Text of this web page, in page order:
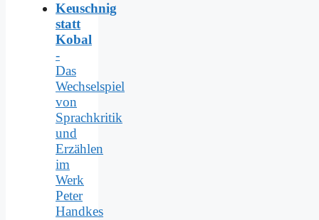
Keuschnig
statt
Kobal
-
Das
Wechselspiel
von
Sprachkritik
und
Erzählen
im
Werk
Peter
Handkes